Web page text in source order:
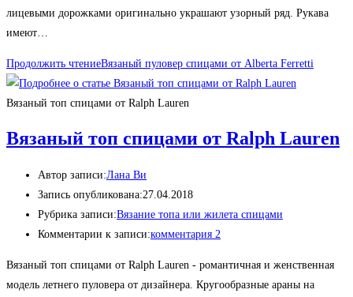
лицевыми дорожками оригинально украшают узорный ряд. Рукава
имеют…
Продолжить чтениеВязаный пуловер спицами от Alberta Ferretti
Вязаный топ спицами от Ralph Lauren
Вязаный топ спицами от Ralph Lauren
Автор записи:Лана Ви
Запись опубликована:27.04.2018
Рубрика записи:Вязание топа или жилета спицами
Комментарии к записи:комментария 2
Вязаный топ спицами от Ralph Lauren - романтичная и женственная
модель летнего пуловера от дизайнера. Кругообразные араны на